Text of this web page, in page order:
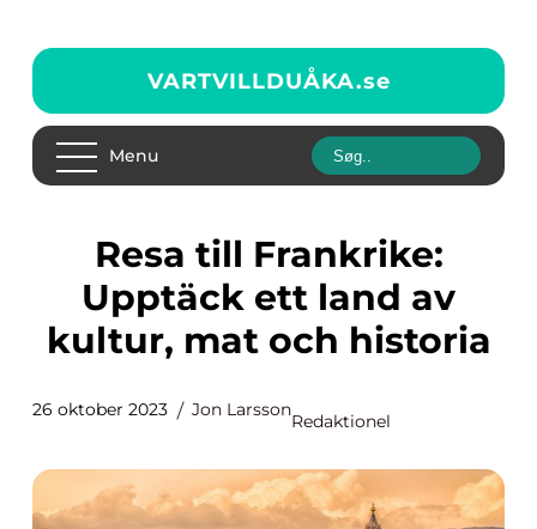
VARTVILLDUÅKA.se
Menu
Resa till Frankrike:
Upptäck ett land av
kultur, mat och historia
26 oktober 2023 Jon Larsson
Redaktionel